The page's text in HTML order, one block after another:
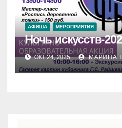
АФИША МЕРОПРИЯТИЯ
Ночь искусств-
ОКТ 24, 2025 МАРИНА